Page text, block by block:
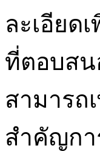
ละเอียด
ที่ตอบสน
สามารถ
สำคัญกา